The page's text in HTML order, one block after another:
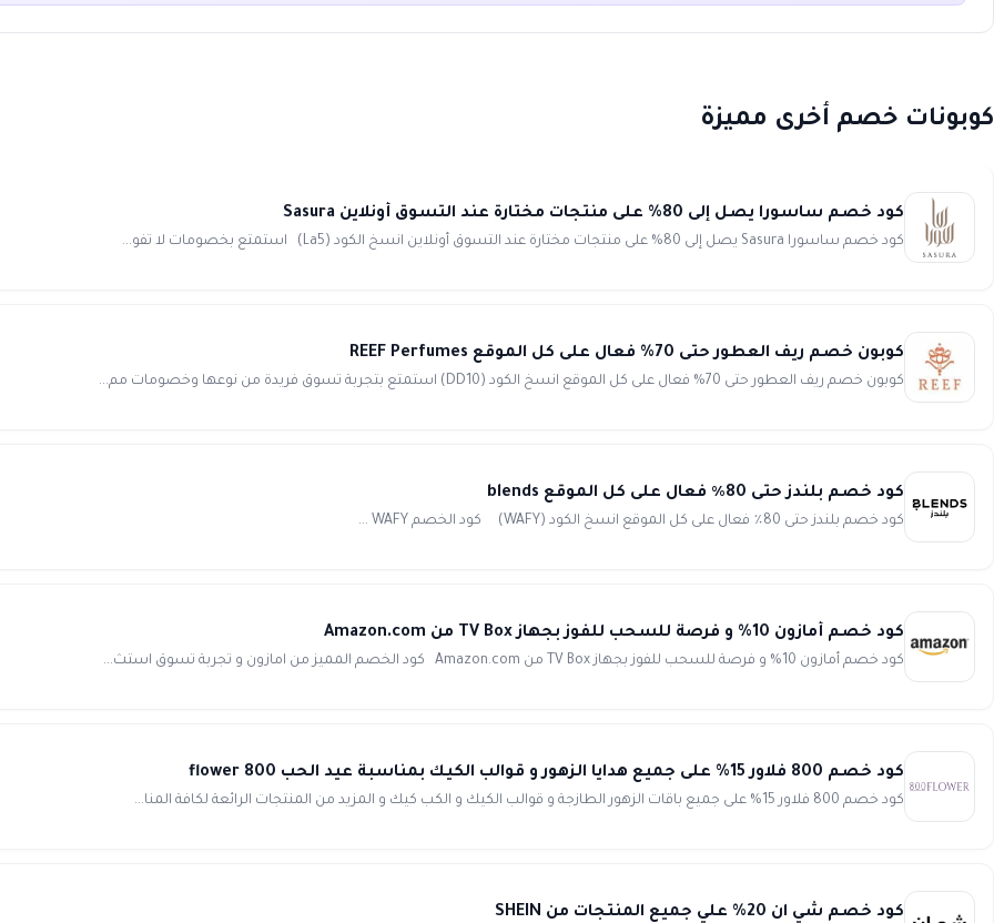
كوبونات خصم أخرى مميزة
كود خصم ساسورا يصل إلى 80% على منتجات مختارة عند التسوق أونلاين Sasura
كود خصم ساسورا Sasura يصل إلى 80% على منتجات مختارة عند التسوق أونلاين انسخ الكود (La5) استمتع بخصومات لا تفو...
كوبون خصم ريف العطور حتى 70% فعال على كل الموقع REEF Perfumes
كوبون خصم ريف العطور حتى 70% فعال على كل الموقع انسخ الكود (DD10) استمتع بتجربة تسوق فريدة من نوعها وخصومات مم...
كود خصم بلندز حتى 80٪ فعال على كل الموقع blends
كود خصم بلندز حتى 80٪ فعال على كل الموقع انسخ الكود (WAFY) كود الخصم WAFY ...
كود خصم أمازون 10% و فرصة للسحب للفوز بجهاز TV Box من Amazon.com
كود خصم أمازون 10% و فرصة للسحب للفوز بجهاز TV Box من Amazon.com كود الخصم المميز من امازون و تجربة تسوق استث...
كود خصم 800 فلاور 15% على جميع هدايا الزهور و قوالب الكيك بمناسبة عيد الحب 800 flower
كود خصم 800 فلاور 15% على جميع باقات الزهور الطازجة و قوالب الكيك و الكب كيك و المزيد من المنتجات الرائعة لكافة المنا...
كود خصم شي ان 20% علي جميع المنتجات من SHEIN